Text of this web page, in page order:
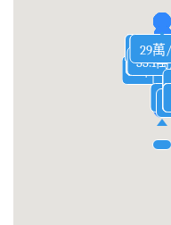
45萬/
37.4
32.4
37
35.3
37.9
40.7
35.3
34.6
35.7
33.9
32.9
33.1
32.7
33.6
32.5
32.2
33萬
32.4
32.3
36.2
33萬
34.5
32.6
32.9
32.9
33.4
30.5
30.9
30.7
33.3
37.4
33.4
30.4
31.4
36.4
31.2
30.6
29.3
31.6
31.4
31.5
31.5
31
37.6
30.7
30
38.3
30.2
36萬
33.1
29萬